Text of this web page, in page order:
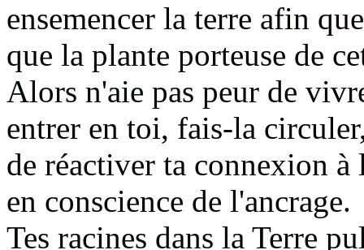
ensemencer la terre afin
que la plante porteuse de
Alors n'aie pas peur de
entrer en toi, fais-la
de réactiver ta connexion à
en conscience de l'ancrage.
Tes racines dans la Terre